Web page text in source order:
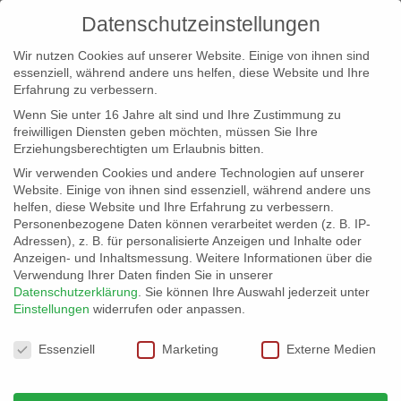
info@erfolgreich-events.de
+4940 46 777 230
Datenschutzeinstellungen
Wir nutzen Cookies auf unserer Website. Einige von ihnen sind
essenziell, während andere uns helfen, diese Website und Ihre
Erfahrung zu verbessern.
Wenn Sie unter 16 Jahre alt sind und Ihre Zustimmung zu
freiwilligen Diensten geben möchten, müssen Sie Ihre
Erziehungsberechtigten um Erlaubnis bitten.
Wir verwenden Cookies und andere Technologien auf unserer
Website. Einige von ihnen sind essenziell, während andere uns
helfen, diese Website und Ihre Erfahrung zu verbessern.
Personenbezogene Daten können verarbeitet werden (z. B. IP-
Adressen), z. B. für personalisierte Anzeigen und Inhalte oder
Anzeigen- und Inhaltsmessung. Weitere Informationen über die
Verwendung Ihrer Daten finden Sie in unserer
Datenschutzerklärung
Sie können Ihre Auswahl jederzeit unter
Einstellungen widerrufen oder anpassen.
Datenschutzeinstellungen
Essenziell Marketing Externe Medien